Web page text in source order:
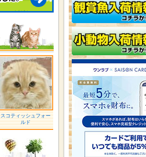
スコティッシュフォー
ルド